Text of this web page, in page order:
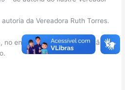
da Vereadora Ruth Torres.
no ensejo reafirmo a expressão do